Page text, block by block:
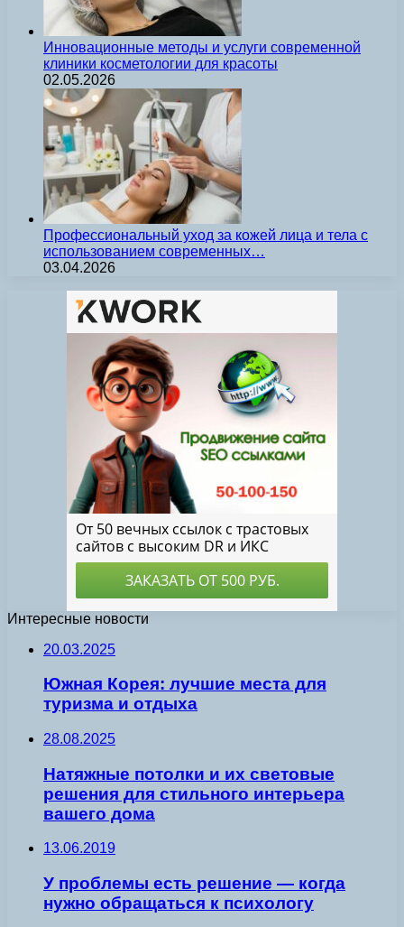
Инновационные методы и услуги современной
клиники косметологии для красоты
02.05.2026
Профессиональный уход за кожей лица и тела с
использованием современных…
03.04.2026
Интересные новости
20.03.2025
Южная Корея: лучшие места для
туризма и отдыха
28.08.2025
Натяжные потолки и их световые
решения для стильного интерьера
вашего дома
13.06.2019
У проблемы есть решение — когда
нужно обращаться к психологу